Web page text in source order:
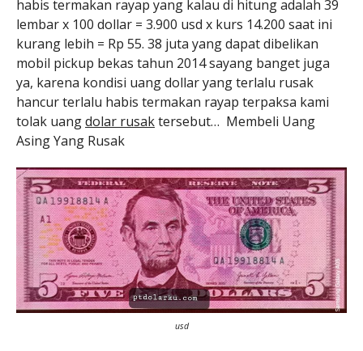
habis termakan rayap yang kalau di hitung adalah 39
lembar x 100 dollar = 3.900 usd x kurs 14.200 saat ini
kurang lebih = Rp 55. 38 juta yang dapat dibelikan
mobil pickup bekas tahun 2014 sayang banget juga
ya, karena kondisi uang dollar yang terlalu rusak
hancur terlalu habis termakan rayap terpaksa kami
tolak uangdolar rusaktersebut… Membeli Uang
Asing Yang Rusak
usd